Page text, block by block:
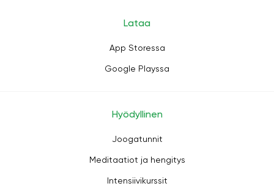
Lataa
App Storessa
Google Playssa
Hyödyllinen
Joogatunnit
Meditaatiot ja hengitys
Intensiivikurssit